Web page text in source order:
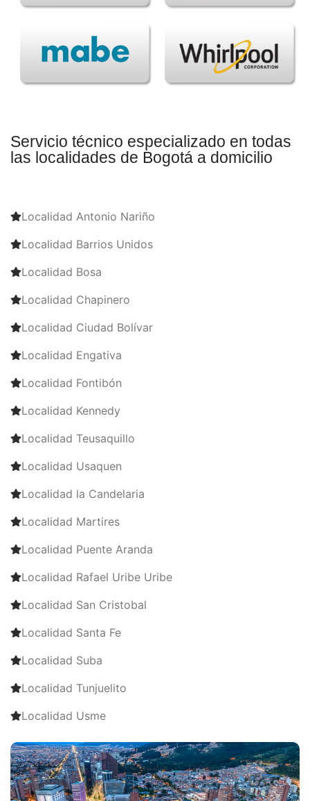
Servicio técnico especializado en todas
las localidades de Bogotá a domicilio
Localidad Antonio Nariño
Localidad Barrios Unidos
Localidad Bosa
Localidad Chapinero
Localidad Ciudad Bolívar
Localidad Engativa
Localidad Fontibón
Localidad Kennedy
Localidad Teusaquillo
Localidad Usaquen
Localidad la Candelaria
Localidad Martires
Localidad Puente Aranda
Localidad Rafael Uribe Uribe
Localidad San Cristobal
Localidad Santa Fe
Localidad Suba
Localidad Tunjuelito
Localidad Usme